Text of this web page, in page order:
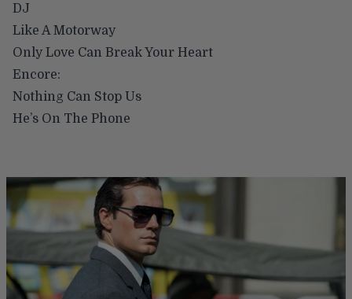
DJ
Like A Motorway
Only Love Can Break Your Heart
Encore:
Nothing Can Stop Us
He’s On The Phone